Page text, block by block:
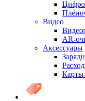
Видео
AR-
Аксессуары
Карты